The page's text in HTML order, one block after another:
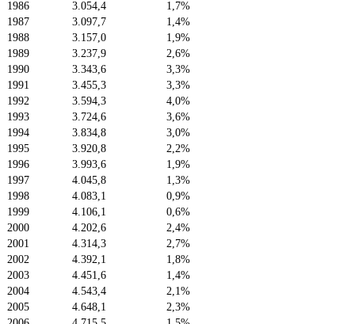
1986
3.054,4
1,7%
1987
3.097,7
1,4%
1988
3.157,0
1,9%
1989
3.237,9
2,6%
1990
3.343,6
3,3%
1991
3.455,3
3,3%
1992
3.594,3
4,0%
1993
3.724,6
3,6%
1994
3.834,8
3,0%
1995
3.920,8
2,2%
1996
3.993,6
1,9%
1997
4.045,8
1,3%
1998
4.083,1
0,9%
1999
4.106,1
0,6%
2000
4.202,6
2,4%
2001
4.314,3
2,7%
2002
4.392,1
1,8%
2003
4.451,6
1,4%
2004
4.543,4
2,1%
2005
4.648,1
2,3%